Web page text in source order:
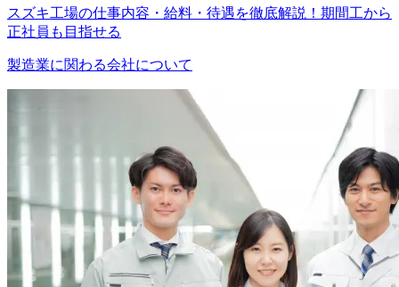
スズキ工場の仕事内容・給料・待遇を徹底解説！期間工から
正社員も目指せる
製造業に関わる会社について